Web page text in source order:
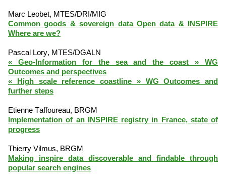
Marc Leobet, MTES/DRI/MIG
Common goods & sovereign data Open data & INSPIRE
Where are we?
Pascal Lory, MTES/DGALN
« Geo-Information for the sea and the coast » WG
Outcomes and perspectives
« High scale reference coastline » WG Outcomes and
further steps
Etienne Taffoureau, BRGM
Implementation of an INSPIRE registry in France, state of
progress
Thierry Vilmus, BRGM
Making inspire data discoverable and findable through
popular search engines